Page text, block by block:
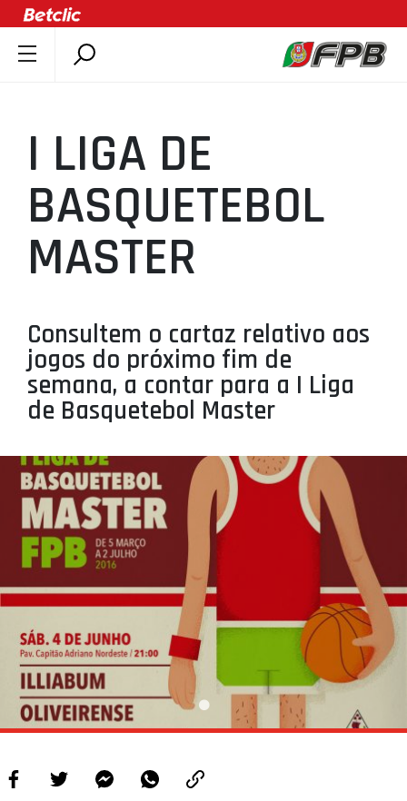
ÚLTIMAS
COMPETIÇÕES
ASSOCIAÇÕES
CLUBES
AGENTES
SELEÇÕES
MINIBASQUETE
ÁREA TÉCNICA
PROJETOS
LIGA BETCLIC MASCULINA
LIGA BETCLIC FEMININA
I LIGA DE
BASQUETEBOL
MASTER
Consultem o cartaz relativo aos
jogos do próximo fim de
semana, a contar para a I Liga
de Basquetebol Master